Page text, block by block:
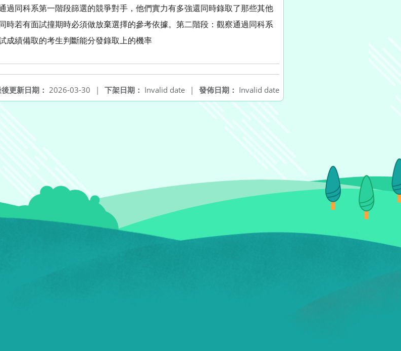
同科系第一階段篩選的競爭對手，他們實力有多強還同時錄取了那些其他
時若有面試撞期時必須做放棄選擇的參考依據。第二階段：觀察通過同科系
成績備取的考生判斷能分發錄取上的機率
發佈日期： Invalid date
下架日期： Invalid date |
更新日期： 2026-03-30 |